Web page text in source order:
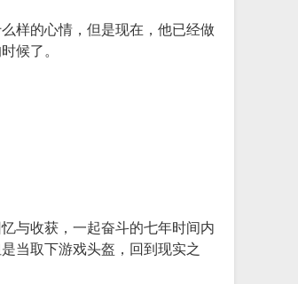
样的心情，但是现在，他已经做
候了。
与收获，一起奋斗的七年时间内
当取下游戏头盔，回到现实之